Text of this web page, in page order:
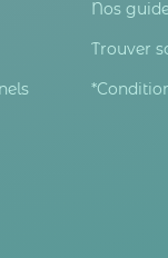
Nos
Trouver